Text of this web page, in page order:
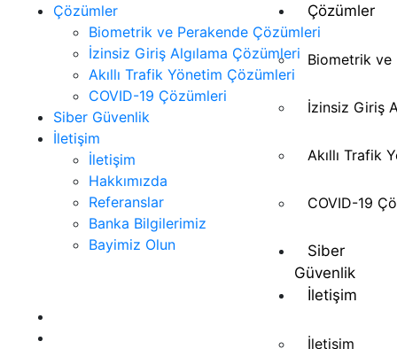
Çözümler
Biometrik ve
İzinsiz Giriş
Akıllı Trafik
COVID-19
Siber
Güvenlik
İletişim
İletişim
Çözümler
Biometrik ve Perakende Çözümleri
İzinsiz Giriş Algılama Çözümleri
Akıllı Trafik Yönetim Çözümleri
COVID-19 Çözümleri
Siber Güvenlik
İletişim
İletişim
Hakkımızda
Referanslar
Banka Bilgilerimiz
Bayimiz Olun